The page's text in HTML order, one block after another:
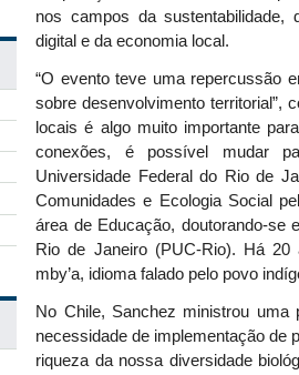
nos campos da sustentabilidade,
digital e da economia local.
“O evento teve uma repercussão
sobre desenvolvimento territorial”,
locais é algo muito importante
conexões, é possível mudar
Universidade Federal do Rio de
Comunidades e Ecologia Social
área de Educação, doutorando-se
Rio de Janeiro (PUC-Rio). Há
mby’a, idioma falado pelo povo
No Chile, Sanchez ministrou uma
necessidade de implementação de
riqueza da nossa diversidade